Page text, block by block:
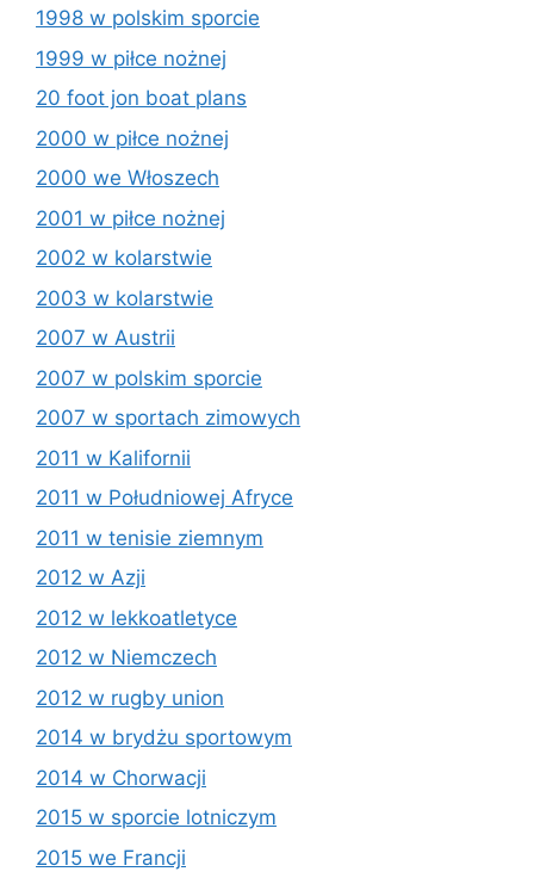
1998 w polskim sporcie
1999 w piłce nożnej
20 foot jon boat plans
2000 w piłce nożnej
2000 we Włoszech
2001 w piłce nożnej
2002 w kolarstwie
2003 w kolarstwie
2007 w Austrii
2007 w polskim sporcie
2007 w sportach zimowych
2011 w Kalifornii
2011 w Południowej Afryce
2011 w tenisie ziemnym
2012 w Azji
2012 w lekkoatletyce
2012 w Niemczech
2012 w rugby union
2014 w brydżu sportowym
2014 w Chorwacji
2015 w sporcie lotniczym
2015 we Francji